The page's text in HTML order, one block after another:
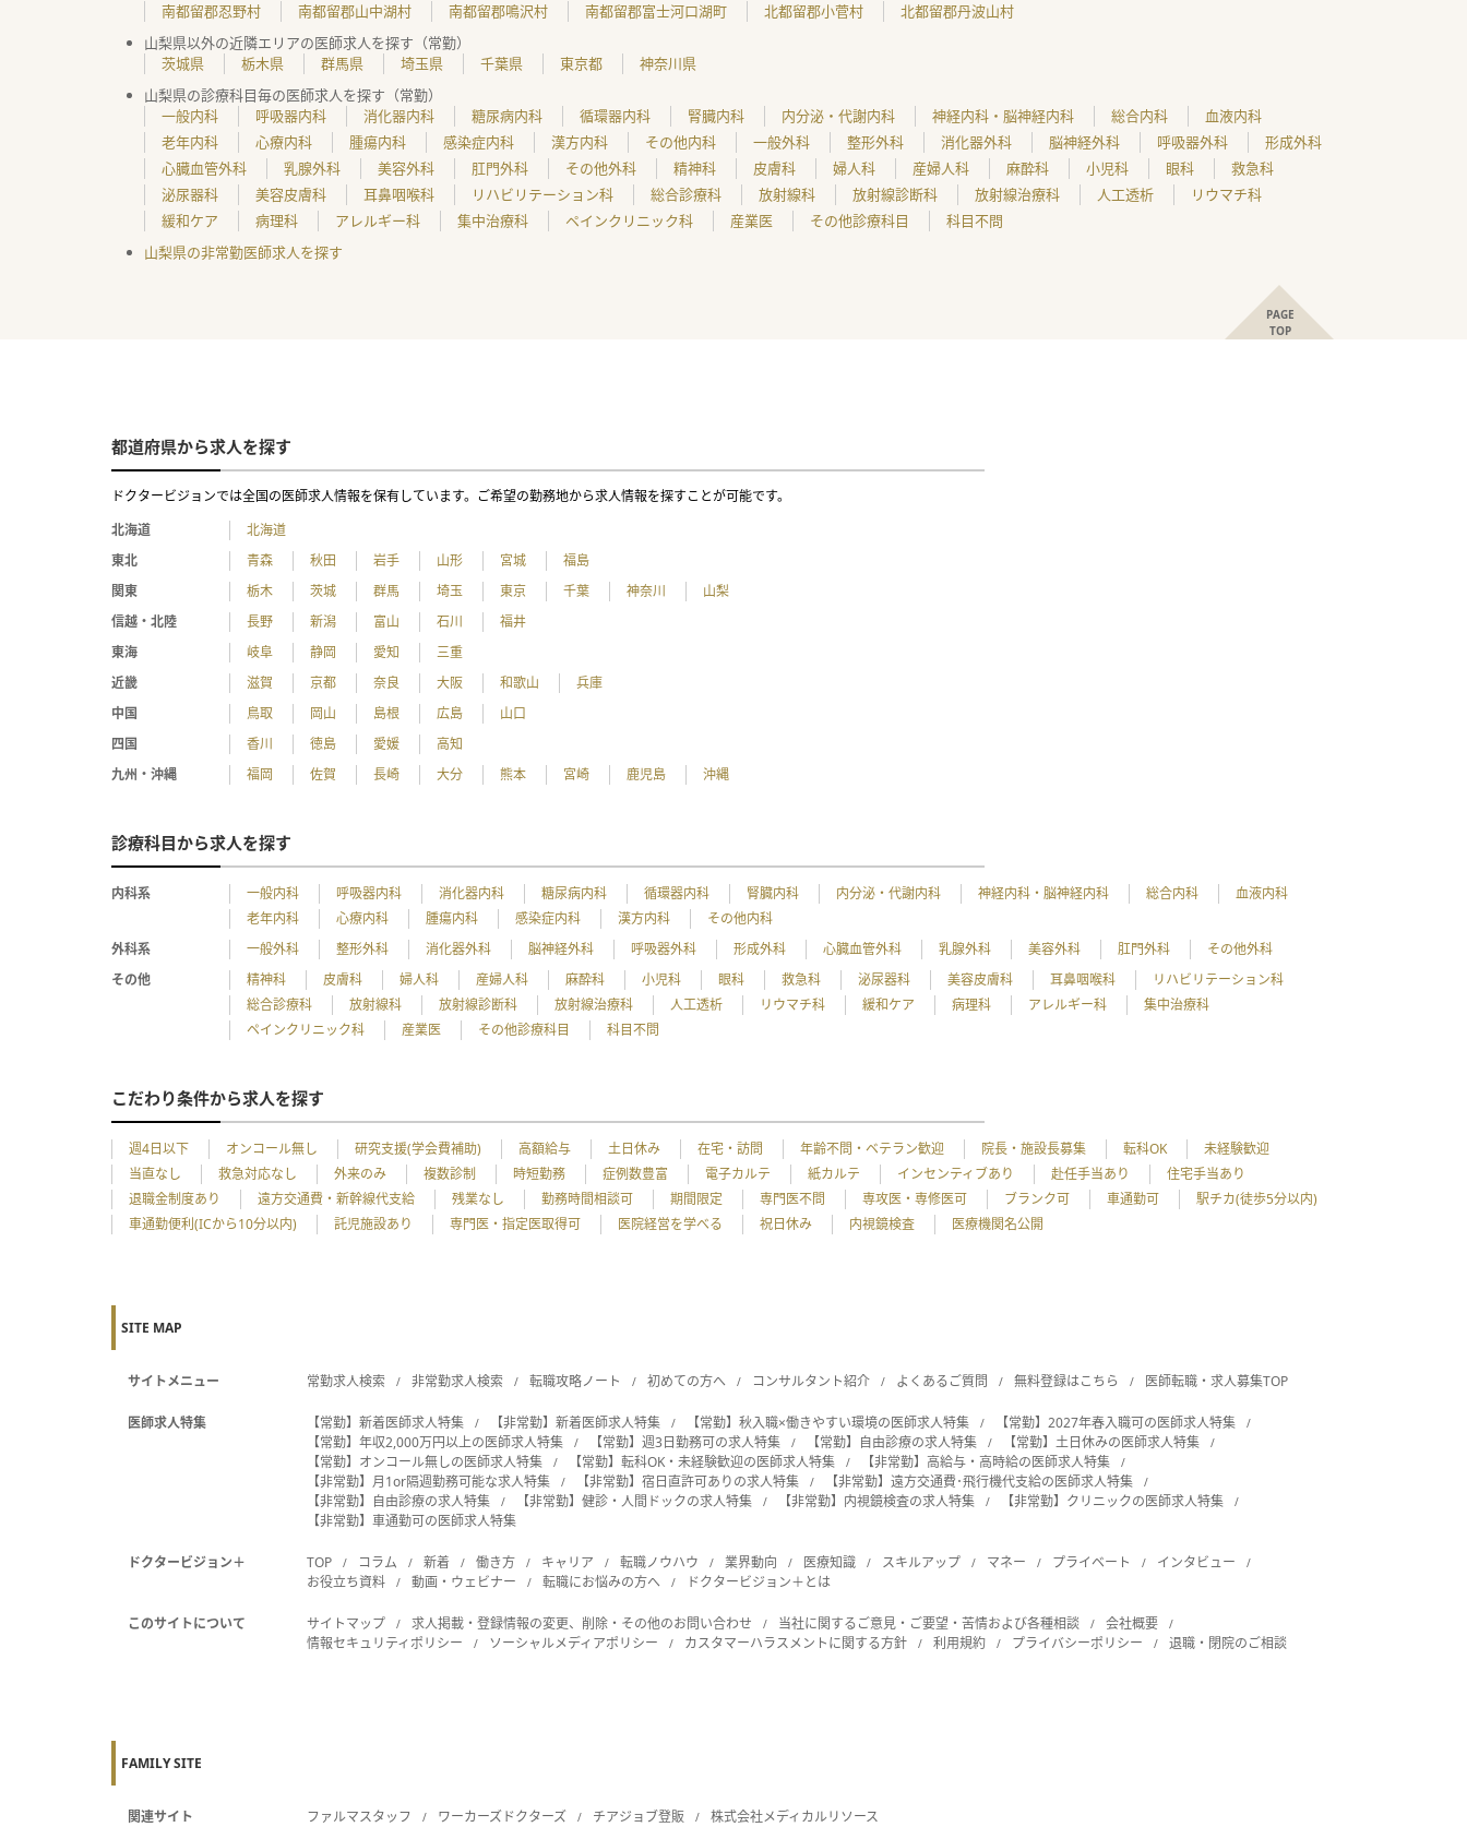
南都留郡忍野村
南都留郡山中湖村 南都留郡鳴沢村 南都留郡富士河口湖町 北都留郡小菅村
北都留郡丹波山村
山梨県以外の近隣エリアの医師求人を探す（常勤）
茨城県
栃木県 群馬県 埼玉県 千葉県 東京都
神奈川県
山梨県の診療科目毎の医師求人を探す（常勤）
一般内科
呼吸器内科 消化器内科 糖尿病内科 循環器内科 腎臓内科 内分泌・代謝内科 神経内科・脳神経内科 総合内科
血液内科
老年内科
心療内科 腫瘍内科 感染症内科 漢方内科 その他内科 一般外科 整形外科 消化器外科 脳神経外科 呼吸器外科
形成外科
心臓血管外科
乳腺外科 美容外科 肛門外科 その他外科 精神科 皮膚科 婦人科 産婦人科 麻酔科 小児科 眼科
救急科
泌尿器科
美容皮膚科 耳鼻咽喉科 リハビリテーション科 総合診療科 放射線科 放射線診断科 放射線治療科 人工透析
リウマチ科
緩和ケア
病理科 アレルギー科 集中治療科 ペインクリニック科 産業医 その他診療科目
科目不問
山梨県の非常勤医師求人を探す
PAGE
TOP
都道府県から求人を探す
ドクタービジョンでは全国の医師求人情報を保有しています。ご希望の勤務地から求人情報を探すことが可能です。
北海道
北海道
東北
青森 秋田 岩手 山形 宮城
福島
関東
栃木 茨城 群馬 埼玉 東京 千葉 神奈川
山梨
信越・北陸
長野 新潟 富山 石川
福井
東海
岐阜 静岡 愛知
三重
近畿
滋賀 京都 奈良 大阪 和歌山
兵庫
中国
鳥取 岡山 島根 広島
山口
四国
香川 徳島 愛媛
高知
九州・沖縄
福岡 佐賀 長崎 大分 熊本 宮崎 鹿児島 沖縄
診療科目から求人を探す
内科系 一般内科 呼吸器内科 消化器内科 糖尿病内科 循環器内科 腎臓内科 内分泌・代謝内科 神経内科・脳神経内科 総合内科
血液内科
老年内科
心療内科 腫瘍内科 感染症内科 漢方内科
その他内科
外科系
一般外科 整形外科 消化器外科 脳神経外科 呼吸器外科 形成外科 心臓血管外科 乳腺外科 美容外科 肛門外科
その他外科
その他
精神科 皮膚科 婦人科 産婦人科 麻酔科 小児科 眼科 救急科 泌尿器科 美容皮膚科 耳鼻咽喉科
リハビリテーション科
総合診療科
放射線科 放射線診断科 放射線治療科 人工透析 リウマチ科 緩和ケア 病理科 アレルギー科
集中治療科
ペインクリニック科
産業医 その他診療科目 科目不問
こだわり条件から求人を探す
週4日以下 オンコール無し 研究支援(学会費補助) 高額給与 土日休み 在宅・訪問 年齢不問・ベテラン歓迎 院長・施設長募集 転科OK
未経験歓迎
当直なし
救急対応なし 外来のみ 複数診制 時短勤務 症例数豊富 電子カルテ 紙カルテ インセンティブあり 赴任手当あり
住宅手当あり
退職金制度あり
遠方交通費・新幹線代支給 残業なし 勤務時間相談可 期間限定 専門医不問 専攻医・専修医可 ブランク可 車通勤可
駅チカ(徒歩5分以内)
車通勤便利(ICから10分以内)
託児施設あり 専門医・指定医取得可 医院経営を学べる 祝日休み 内視鏡検査 医療機関名公開
SITE MAP
サイトメニュー 常勤求人検索 非常勤求人検索 転職攻略ノート 初めての方へ コンサルタント紹介 よくあるご質問 無料登録はこちら 医師転職・求人募集TOP
医師求人特集 【常勤】新着医師求人特集 【非常勤】新着医師求人特集 【常勤】秋入職×働きやすい環境の医師求人特集
【常勤】2027年春入職可の医師求人特集
【常勤】年収2,000万円以上の医師求人特集
【常勤】週3日勤務可の求人特集 【常勤】自由診療の求人特集
【常勤】土日休みの医師求人特集
【常勤】オンコール無しの医師求人特集
【常勤】転科OK・未経験歓迎の医師求人特集
【非常勤】高給与・高時給の医師求人特集
【非常勤】月1or隔週勤務可能な求人特集
【非常勤】宿日直許可ありの求人特集
【非常勤】遠方交通費･飛行機代支給の医師求人特集
【非常勤】自由診療の求人特集
【非常勤】健診・人間ドックの求人特集 【非常勤】内視鏡検査の求人特集
【非常勤】クリニックの医師求人特集
【非常勤】車通勤可の医師求人特集
ドクタービジョン＋ TOP コラム 新着 働き方 キャリア 転職ノウハウ 業界動向 医療知識 スキルアップ マネー プライベート
インタビュー
お役立ち資料
動画・ウェビナー 転職にお悩みの方へ ドクタービジョン＋とは
このサイトについて サイトマップ 求人掲載・登録情報の変更、削除・その他のお問い合わせ 当社に関するご意見・ご要望・苦情および各種相談
会社概要
情報セキュリティポリシー
ソーシャルメディアポリシー カスタマーハラスメントに関する方針 利用規約 プライバシーポリシー 退職・閉院のご相談
FAMILY SITE
関連サイト ファルマスタッフ ワーカーズドクターズ チアジョブ登販 株式会社メディカルリソース